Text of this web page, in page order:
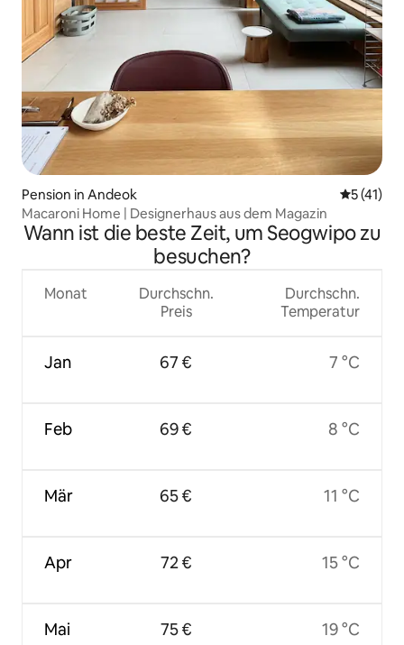
Pension in Andeok
5 (41)
Macaroni Home | Designerhaus aus dem Magazin
Wann ist die beste Zeit, um Seogwipo zu
besuchen?
Monat
Jan
Feb
Mär
Apr
Mai
Durchschn.
Preis
67 €
69 €
65 €
72 €
75 €
Durchschn.
Temperatur
7 °C
8 °C
11 °C
15 °C
19 °C